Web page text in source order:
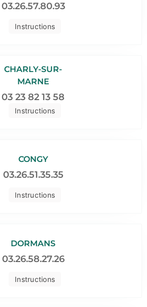
Instructions
03.26.57.80.93
Instructions
CHARLY-SUR-
MARNE
03 23 82 13 58
Instructions
CONGY
03.26.51.35.35
Instructions
DORMANS
03.26.58.27.26